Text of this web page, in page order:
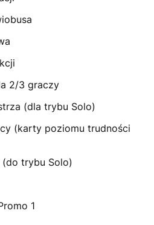
dla 2/3 graczy
(dla trybu Solo)
(karty poziomu trudności
trybu Solo)
1